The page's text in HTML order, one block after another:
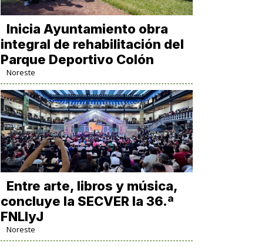
Inicia Ayuntamiento obra
integral de rehabilitación del
Parque Deportivo Colón
Noreste
Entre arte, libros y música,
concluye la SECVER la 36.ª
FNLIyJ
Noreste